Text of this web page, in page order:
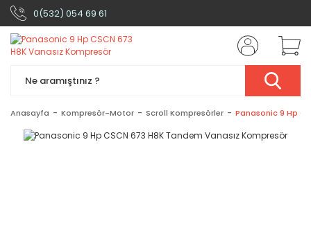
0(532) 054 69 61
Anasayfa Kompresör-Motor Scroll Kompresörler Panasonic 9 Hp